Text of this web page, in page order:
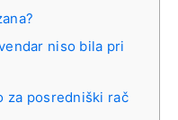
niso bila pri
za posredniški rač